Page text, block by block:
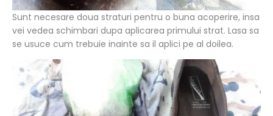
Sunt necesare doua straturi pentru o buna acoperire, insa
vei vedea schimbari dupa aplicarea primului strat. Lasa sa
se usuce cum trebuie inainte sa il aplici pe al doilea.